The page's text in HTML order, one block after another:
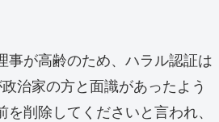
事が高齢のため、ハラル認証は
治家の方と面識があったよう
削除してくださいと言われ、